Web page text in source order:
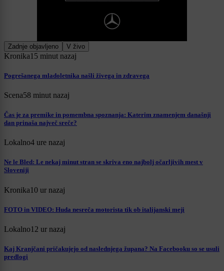
Zadnje objavljeno V živo
Kronika15 minut nazaj
Pogrešanega mladoletnika našli živega in zdravega
Scena58 minut nazaj
Čas je za premike in pomembna spoznanja: Katerim znamenjem današnji
dan prinaša največ sreče?
Lokalno4 ure nazaj
Ne le Bled: Le nekaj minut stran se skriva eno najbolj očarljivih mest v
Sloveniji
Kronika10 ur nazaj
FOTO in VIDEO: Huda nesreča motorista tik ob italijanski meji
Lokalno12 ur nazaj
Kaj Kranjčani pričakujejo od naslednjega župana? Na Facebooku so se usuli
predlogi